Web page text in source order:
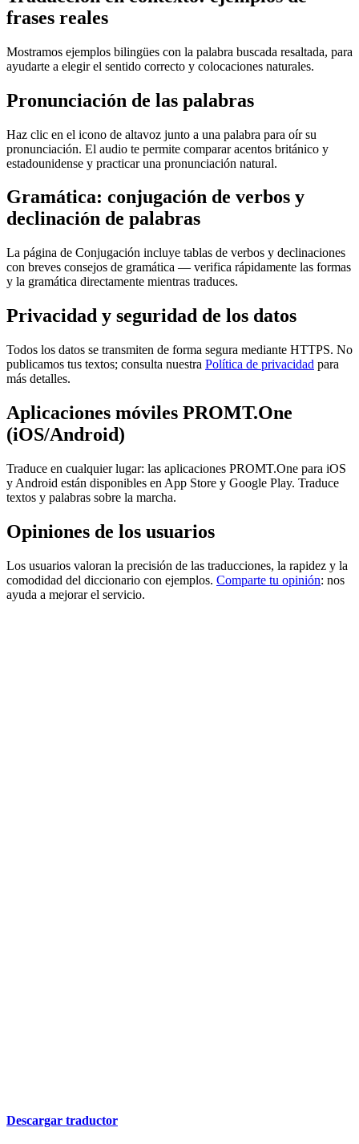
frases reales
Mostramos ejemplos bilingües con la palabra buscada resaltada, para
ayudarte a elegir el sentido correcto y colocaciones naturales.
Pronunciación de las palabras
Haz clic en el icono de altavoz junto a una palabra para oír su
pronunciación. El audio te permite comparar acentos británico y
estadounidense y practicar una pronunciación natural.
Gramática: conjugación de verbos y
declinación de palabras
La página de Conjugación incluye tablas de verbos y declinaciones
con breves consejos de gramática — verifica rápidamente las formas
y la gramática directamente mientras traduces.
Privacidad y seguridad de los datos
Todos los datos se transmiten de forma segura mediante HTTPS. No
publicamos tus textos; consulta nuestra Política de privacidad para
más detalles.
Aplicaciones móviles PROMT.One
(iOS/Android)
Traduce en cualquier lugar: las aplicaciones PROMT.One para iOS
y Android están disponibles en App Store y Google Play. Traduce
textos y palabras sobre la marcha.
Opiniones de los usuarios
Los usuarios valoran la precisión de las traducciones, la rapidez y la
comodidad del diccionario con ejemplos. Comparte tu opinión: nos
ayuda a mejorar el servicio.
Descargar traductor